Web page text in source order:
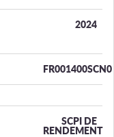
2024
FR001400SCN0
SCPI DE
RENDEMENT